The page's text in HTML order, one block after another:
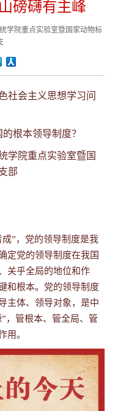
磅礴有主峰
学院重点实验室暨国家动物标
社会主义思想学习问
本领导制度？
学院重点实验室暨国
部
”，党的领导制度是我
定党的领导制度在我国
关乎全局的地位和作
和根本。党的领导制度
主体、领导对象，是中
，管根本、管全局、管
用。